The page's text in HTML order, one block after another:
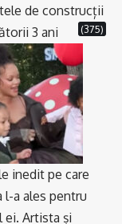
de construcții
3 ani
(375)
inedit pe care
l-a ales pentru
ei. Artista și